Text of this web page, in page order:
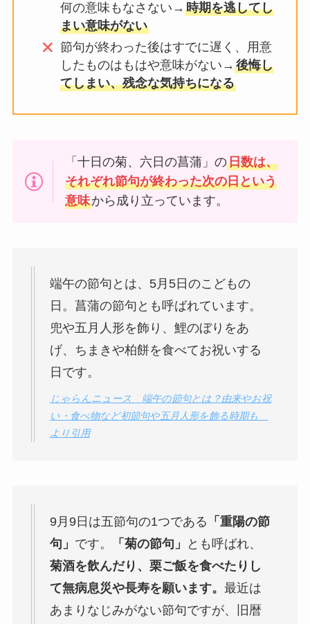
何の意味もなさない→時期を逃してし
まい意味がない
節句が終わった後はすでに遅く、用意
したものはもはや意味がない→後悔し
てしまい、残念な気持ちになる
「十日の菊、六日の菖蒲」の日数は、
それぞれ節句が終わった次の日という
意味から成り立っています。
端午の節句とは、5月5日のこどもの
日。菖蒲の節句とも呼ばれています。
兜や五月人形を飾り、鯉のぼりをあ
げ、ちまきや柏餅を食べてお祝いする
日です。
じゃらんニュース 端午の節句とは？由来やお祝
い・食べ物など初節句や五月人形を飾る時期も
より引用
9月9日は五節句の1つである 「重陽の節
句」 です。 「菊の節句」
とも呼ばれ、
菊酒を飲んだり、栗ご飯を食べたりし
て無病息災や長寿を願います。 最近は
あまりなじみがない節句ですが、旧暦